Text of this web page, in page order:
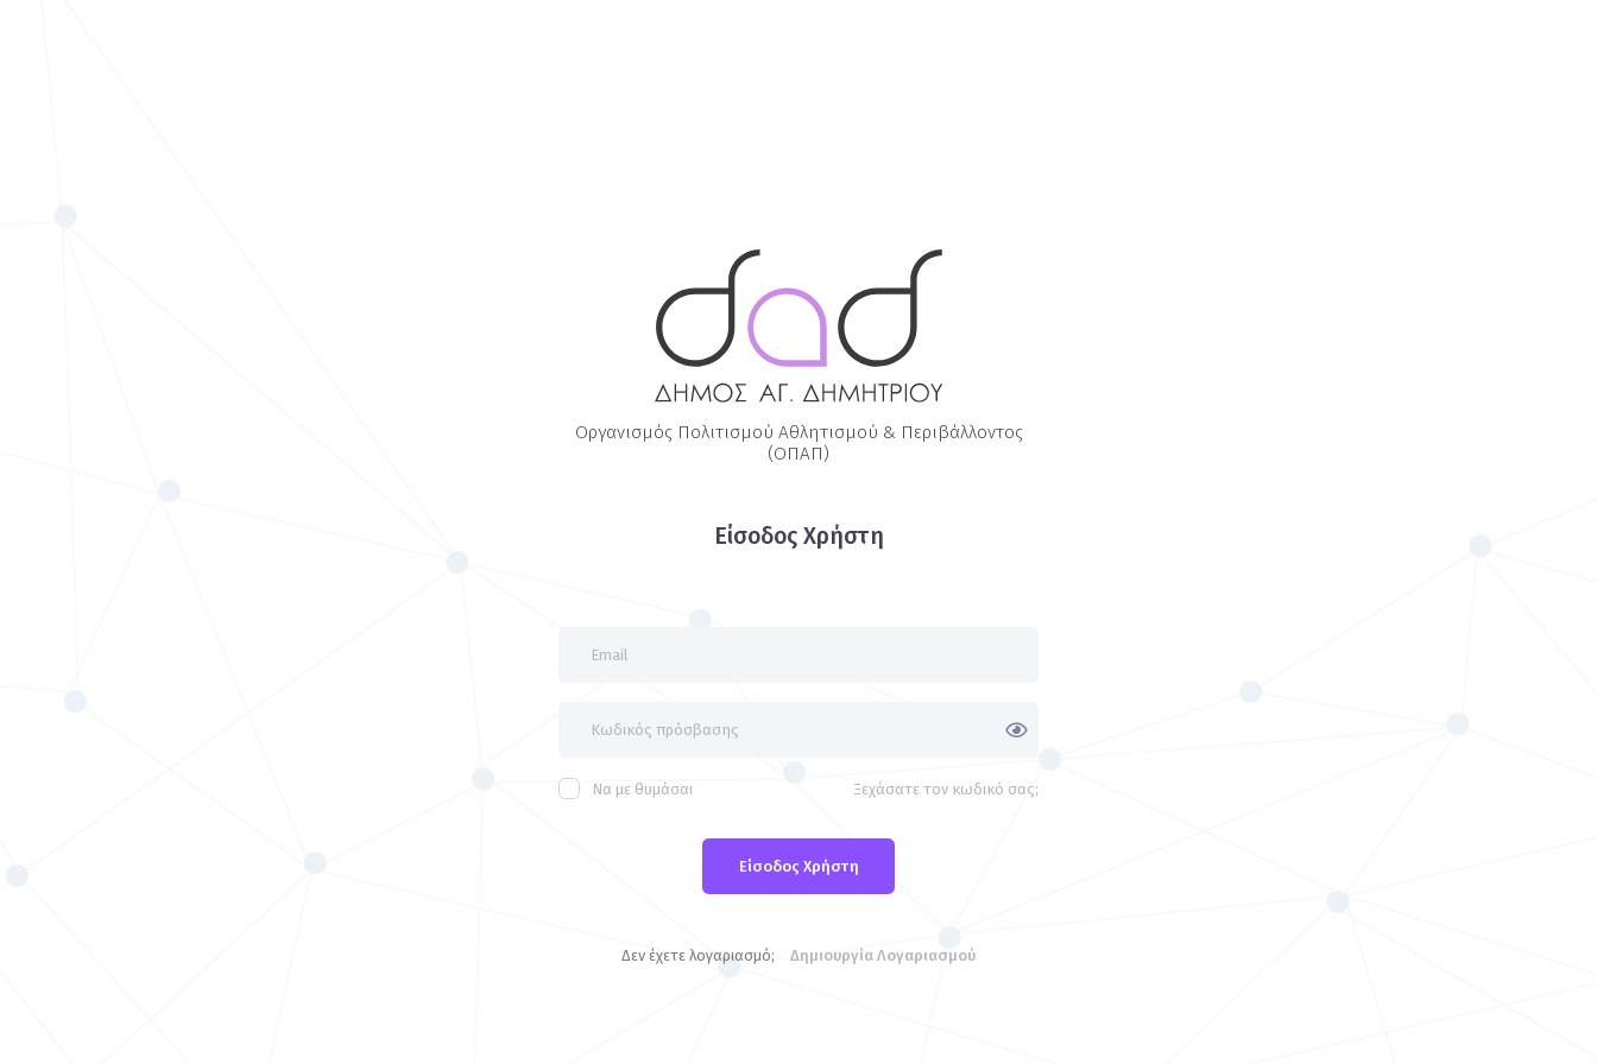
Οργανισμός Πολιτισμού Αθλητισμού & Περιβάλλοντος
(ΟΠΑΠ)
Είσοδος Χρήστη
Να με θυμάσαι Ξεχάσατε τον κωδικό σας;
Είσοδος Χρήστη
Δεν έχετε λογαριασμό; Δημιουργία Λογαριασμού